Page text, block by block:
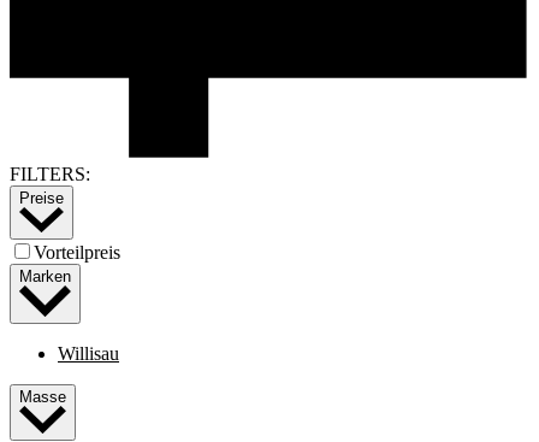
FILTERS:
Preise
Vorteilpreis
Marken
Willisau
Masse